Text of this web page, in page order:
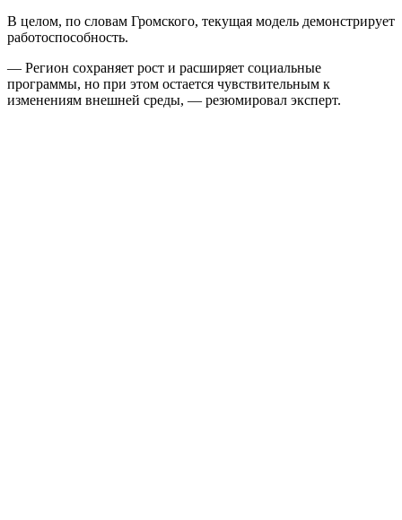
В целом, по словам Громского, текущая модель демонстрирует
работоспособность.
— Регион сохраняет рост и расширяет социальные
программы, но при этом остается чувствительным к
изменениям внешней среды, — резюмировал эксперт.